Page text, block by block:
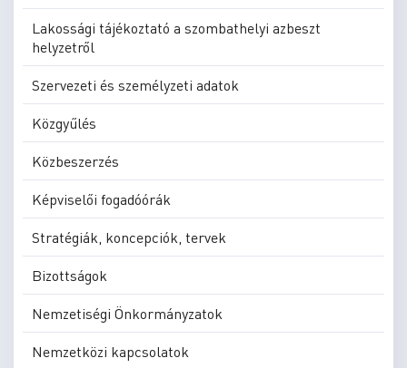
Lakossági tájékoztató a szombathelyi azbeszt
helyzetről
Szervezeti és személyzeti adatok
Közgyűlés
Közbeszerzés
Képviselői fogadóórák
Stratégiák, koncepciók, tervek
Bizottságok
Nemzetiségi Önkormányzatok
Nemzetközi kapcsolatok